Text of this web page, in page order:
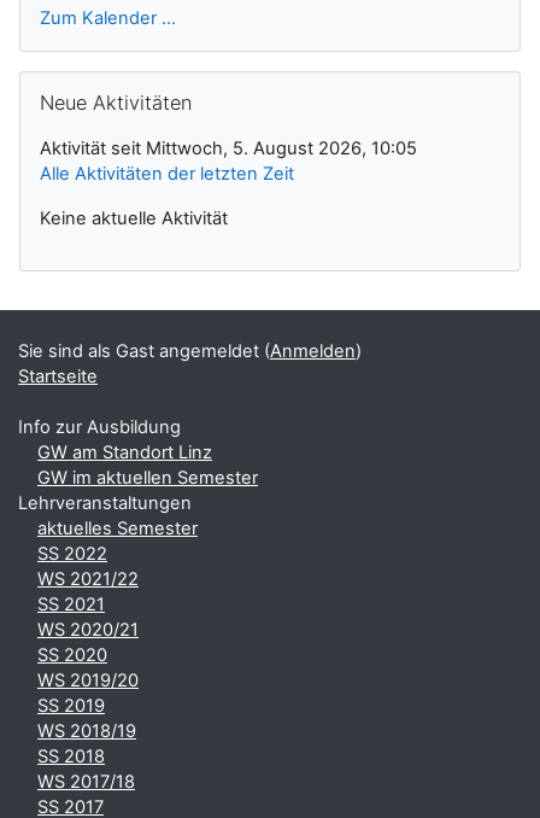
Zum Kalender ...
Neue Aktivitäten
Aktivität seit Mittwoch, 5. August 2026, 10:05
Alle Aktivitäten der letzten Zeit
Keine aktuelle Aktivität
Sie sind als Gast angemeldet (Anmelden)
Startseite
Info zur Ausbildung
GW am Standort Linz
GW im aktuellen Semester
Lehrveranstaltungen
aktuelles Semester
SS 2022
WS 2021/22
SS 2021
WS 2020/21
SS 2020
WS 2019/20
SS 2019
WS 2018/19
SS 2018
WS 2017/18
SS 2017